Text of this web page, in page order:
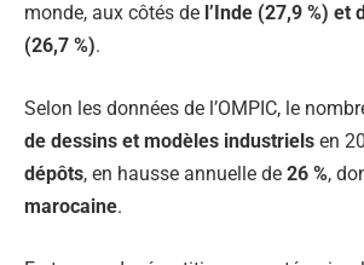
monde, aux côtés de l’Inde (27,9 %) et
(26,7 %).
Selon les données de l’OMPIC, le
de dessins et modèles industriels en
dépôts, en hausse annuelle de 26 %,
marocaine.